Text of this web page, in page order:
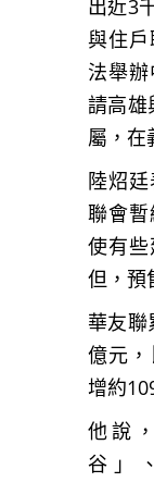
出近3
與住
法舉
請高雄
屬，在
陸炤
聯會
使有些
但，預
華友
億元
增約
他說
谷」